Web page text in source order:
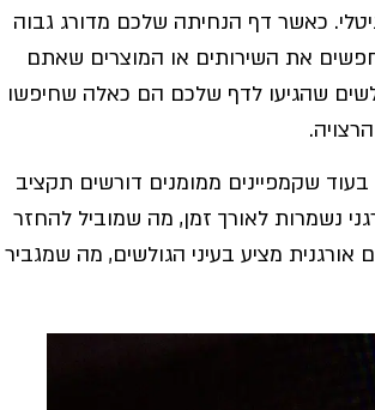
כאשר דף הנחיתה שלכם מדורג גבוה
את השירותים או המוצרים שאתם
שהגיעו לדף שלכם הם כאלה שחיפשו
בעוד שקמפיינים ממומנים דורשים תקציב
נשמרות לאורך זמן, מה שמוביל להחזר
מציע בעיני הגולשים, מה שמגביר